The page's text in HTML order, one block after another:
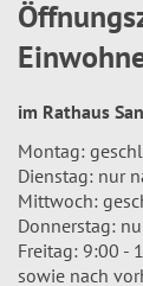
im Rathaus
Montag:
Dienstag: nur
Mittwoch:
Donnerstag:
Freitag: 9:00 -
sowie nach